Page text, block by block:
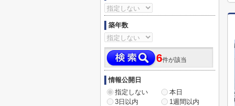
築年数
6件が該当
情報公開日
指定しない
本日
3日以内
1週間以内